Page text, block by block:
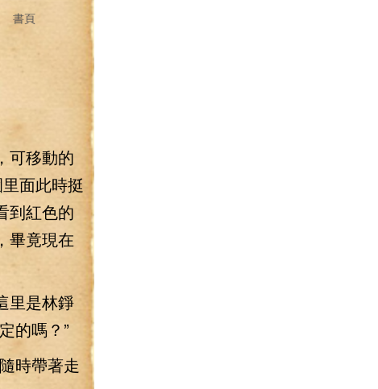
書頁
移動的
面此時挺
到紅色的
畢竟現在
是林錚
的嗎？”
時帶著走